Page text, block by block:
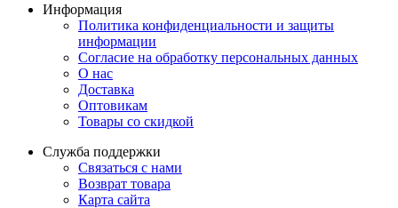
Информация
Политика конфиденциальности и защиты
информации
Согласие на обработку персональных данных
О нас
Доставка
Оптовикам
Товары со скидкой
Служба поддержки
Связаться с нами
Возврат товара
Карта сайта